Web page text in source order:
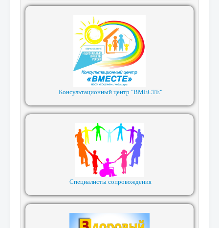
Консультационный центр "ВМЕСТЕ"
Специалисты сопровождения